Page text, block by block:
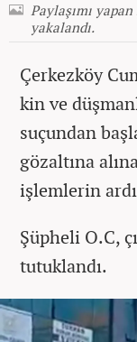
Paylaşımı
yakalandı.
Çerkezköy
kin ve
suçundan
gözaltına
işlemlerin
Şüpheli O.C,
tutuklandı.